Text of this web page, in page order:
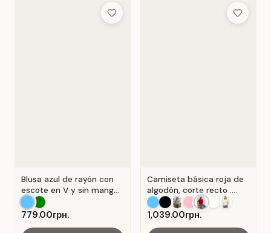
Add to Wish List
Blusa azul de rayón con
escote en V y sin mangas
. Azul.
779.00грн.
Add to
Camiseta básica roja de
algodón, corte recto .
Rojo.
1,039.00грн.